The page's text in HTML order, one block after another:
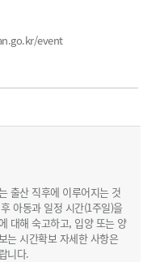
event
출산 직후에 이루어지는 것
아동과 일정 시간(1주일)을
대해 숙고하고, 입양 또는 양
는 시간확보 자세한 사항은
니다.